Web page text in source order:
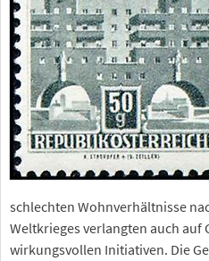
schlechten Wohnverhältnisse
Weltkrieges verlangten auch auf
wirkungsvollen Initiativen. Die